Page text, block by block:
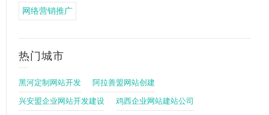
网络营销推广
热门城市
黑河定制网站开发 阿拉善盟网站创建
兴安盟企业网站开发建设 鸡西企业网站建站公司